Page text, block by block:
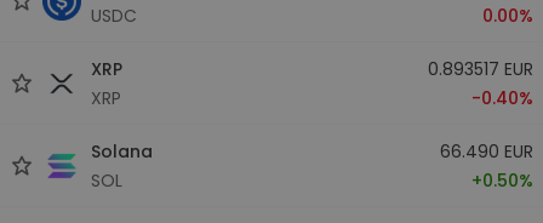
USDC
0.00%
XRP
XRP
0.893517 EUR
-0.40%
Solana
SOL
66.490 EUR
+0.50%